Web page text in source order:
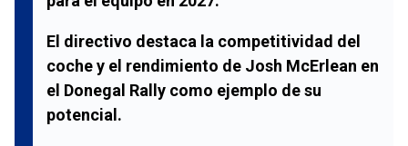
El directivo destaca la competitividad del
coche y el rendimiento de Josh McErlean en
el Donegal Rally como ejemplo de su
potencial.